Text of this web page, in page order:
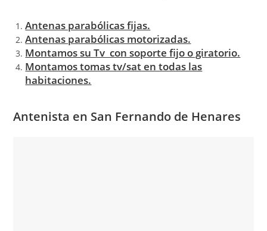
Antenas parabólicas fijas.
Antenas parabólicas motorizadas.
Montamos su Tv con soporte fijo o giratorio.
Montamos tomas tv/sat en todas las
habitaciones.
Antenista en San Fernando de Henares